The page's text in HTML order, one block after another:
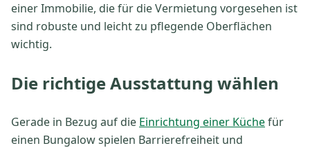
einer Immobilie, die für die Vermietung vorgesehen ist
sind robuste und leicht zu pflegende Oberflächen
wichtig.
Die richtige Ausstattung wählen
Gerade in Bezug auf die Einrichtung einer Küchefür
einen Bungalow spielen Barrierefreiheit und